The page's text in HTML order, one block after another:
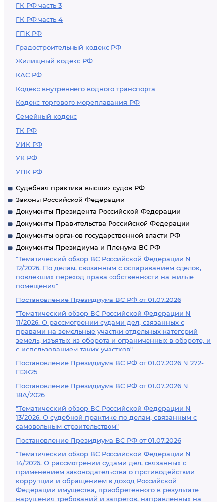
ГК РФ часть 3
ГК РФ часть 4
ГПК РФ
Градостроительный кодекс РФ
Жилищный кодекс РФ
КАС РФ
Кодекс внутреннего водного транспорта
Кодекс торгового мореплавания РФ
Семейный кодекс
ТК РФ
УИК РФ
УК РФ
УПК РФ
Судебная практика высших судов РФ
Законы Российской Федерации
Документы Президента Российской Федерации
Документы Правительства Российской Федерации
Документы органов государственной власти РФ
Документы Президиума и Пленума ВС РФ
"Тематический обзор ВС Российской Федерации N
12/2026. По делам, связанным с оспариванием сделок,
повлекших переход права собственности на жилые
помещения"
Постановление Президиума ВС РФ от 01.07.2026
"Тематический обзор ВС Российской Федерации N
11/2026. О рассмотрении судами дел, связанных с
правами на земельные участки отдельных категорий
земель, изъятых из оборота и ограниченных в обороте, и
с использованием таких участков"
Постановление Президиума ВС РФ от 01.07.2026 N 272-
ПЭК25
Постановление Президиума ВС РФ от 01.07.2026 N
18А/2026
"Тематический обзор ВС Российской Федерации N
13/2026. О судебной практике по делам, связанным с
самовольным строительством"
Постановление Президиума ВС РФ от 01.07.2026
"Тематический обзор ВС Российской Федерации N
14/2026. О рассмотрении судами дел, связанных с
применением законодательства о противодействии
коррупции и обращением в доход Российской
Федерации имущества, приобретенного в результате
нарушения требований и запретов, направленных на